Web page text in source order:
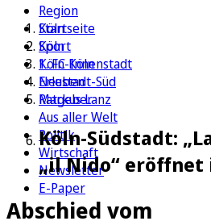
Region
Köln
Sport
1. FC Köln
Erleben
Ratgeber
Aus aller Welt
Politik
Wirtschaft
Newsletter
E-Paper
Startseite
Köln
Köln-Innenstadt
Neustadt-Süd
Markus Lanz
Köln-Südstadt:
„il Nido“ eröffnet
Abschied vom